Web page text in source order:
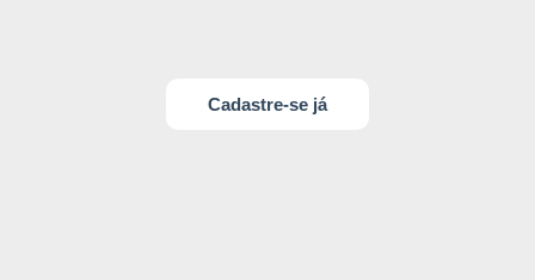
Cadastre-se já